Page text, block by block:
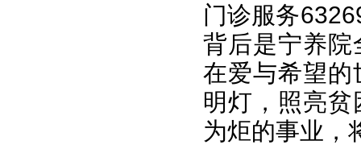
门诊服务
背后是宁养
在爱与希望
明灯，照亮
为炬的事业，